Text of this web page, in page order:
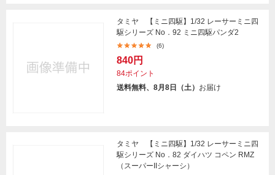
タミヤ 【ミニ四駆】1/32 レーサーミニ四
駆シリーズ No．92 ミニ四駆パンダ2
(6)
840円
84ポイント
送料無料、8月8日（土） お届け
タミヤ 【ミニ四駆】1/32 レーサーミニ四
駆シリーズ No．82 ダイハツ コペン RMZ
（スーパーIIシャーシ）